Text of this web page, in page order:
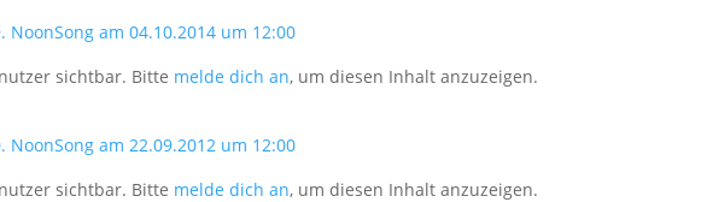
NoonSong am 04.10.2014 um 12:00
sichtbar. Bitte melde dich an, um diesen Inhalt anzuzeigen.
NoonSong am 22.09.2012 um 12:00
sichtbar. Bitte melde dich an, um diesen Inhalt anzuzeigen.